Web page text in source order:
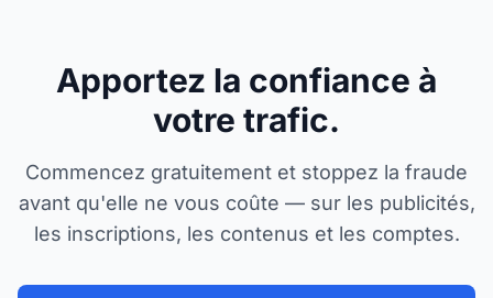
Apportez la confiance à
votre trafic.
Commencez gratuitement et stoppez la fraude
avant qu'elle ne vous coûte — sur les publicités,
les inscriptions, les contenus et les comptes.